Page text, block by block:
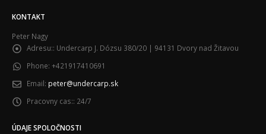
KONTAKT
Peter Nagy
Adresu:: Undercarp J. Dózsu 380/20 | 94131 Dvory nad Žitavou
Phone: +421917410691
Email: peter@undercarp.sk
Pracovny cas:: 24/7
ÚDAJE SPOLOČNOSTI